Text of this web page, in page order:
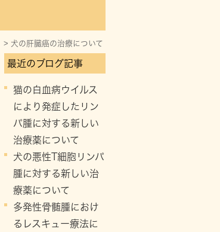
犬の肝臓癌の治療について
最近のブログ記事
猫の白血病ウイルス
により発症したリン
パ腫に対する新しい
治療薬について
犬の悪性T細胞リンパ
腫に対する新しい治
療薬について
多発性骨髄腫におけ
るレスキュー療法に